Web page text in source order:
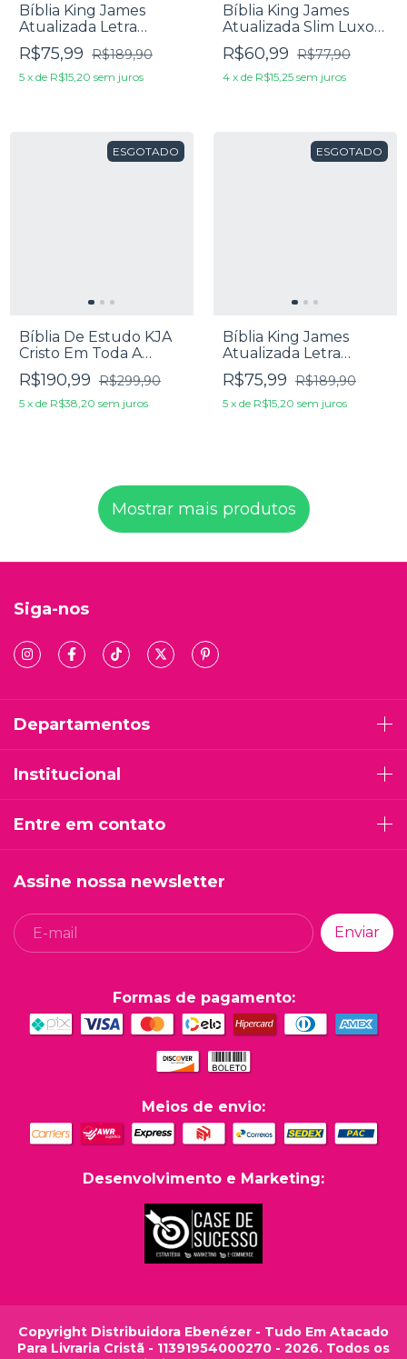
Bíblia King James
Atualizada Letra
Jumbo Capa Luxo
Preta
R$75,99 R$189,90
5 x de R$15,20 sem juros
Bíblia King James
Atualizada Slim Luxo
Vermelha
R$60,99 R$77,90
4 x de R$15,25 sem juros
ESGOTADO
Bíblia De Estudo KJA
Cristo Em Toda A
Escritura Grande -
Capa Luxo Preta
R$190,99 R$299,90
5 x de R$38,20 sem juros
ESGOTADO
Bíblia King James
Atualizada Letra
Jumbo Capa Luxo
Azul
R$75,99 R$189,90
5 x de R$15,20 sem juros
Mostrar mais produtos
Siga-nos
Departamentos
Institucional
Entre em contato
Assine nossa newsletter
Formas de pagamento:
Meios de envio:
Desenvolvimento e Marketing:
Copyright Distribuidora Ebenézer - Tudo Em Atacado
Para Livraria Cristã - 11391954000270 - 2026. Todos os